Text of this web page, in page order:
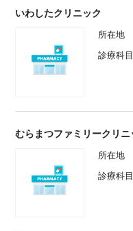
いわしたクリニック
所在地
診療科目
むらまつファミリークリニ
所在地
診療科目